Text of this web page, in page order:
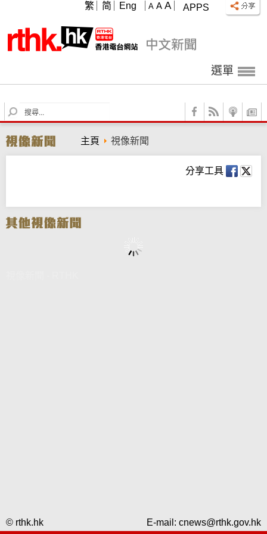
APPS
A A A
繁 简 Eng
選單
S
e
r
c
主頁 視像新聞
分享工具
© rthk.hk E-mail: cnews@rthk.gov.hk